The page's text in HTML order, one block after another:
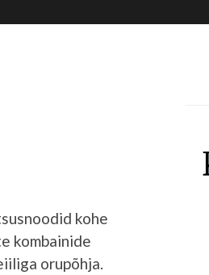
kohe
kombainide
orupõhja.